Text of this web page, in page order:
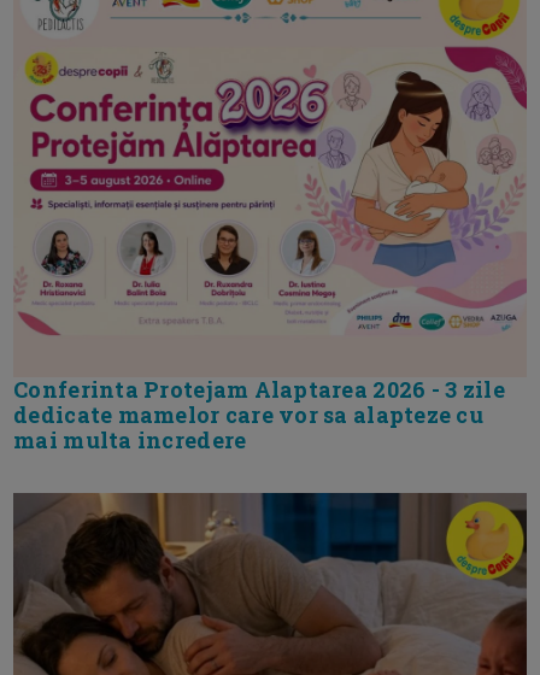
Conferinta Protejam Alaptarea 2026 - 3 zile
dedicate mamelor care vor sa alapteze cu
mai multa incredere